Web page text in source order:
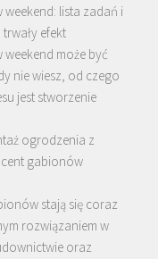
weekend: lista zadań i
efekt
weekend może być
nie wiesz, od czego
jest stworzenie
ogrodzenia z
gabionów
stają się coraz
rozwiązaniem w
oraz